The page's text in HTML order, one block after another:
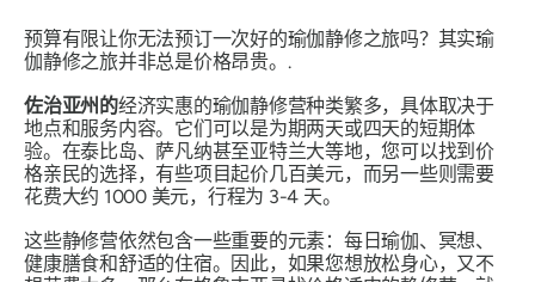
预算有限让你无法预订一次好的瑜伽静修之旅吗？其实瑜
伽静修之旅并非总是价格昂贵。.
佐治亚州的经济实惠的瑜伽静修营种类繁多，具体取决于
地点和服务内容。它们可以是为期两天或四天的短期体
验。在泰比岛、萨凡纳甚至亚特兰大等地，您可以找到价
格亲民的选择，有些项目起价几百美元，而另一些则需要
花费大约 1000 美元，行程为 3-4 天。
这些静修营依然包含一些重要的元素：每日瑜伽、冥想、
健康膳食和舒适的住宿。因此，如果您想放松身心，又不